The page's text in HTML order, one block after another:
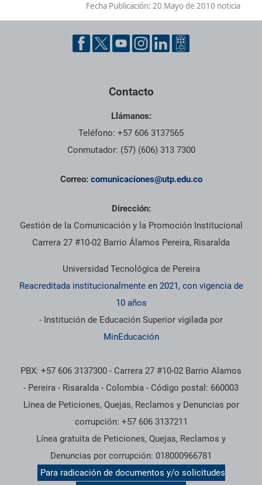
Fecha Publicación: 20 Mayo de 2010 noticia
Contacto
Llámanos:
Teléfono: +57 606 3137565
Conmutador: (57) (606) 313 7300
Correo: comunicaciones@utp.edu.co
Dirección:
Gestión de la Comunicación y la Promoción Institucional
Carrera 27 #10-02 Barrio Álamos Pereira, Risaralda
Universidad Tecnológica de Pereira
Reacreditada institucionalmente en 2021, con vigencia de
10 años
- Institución de Educación Superior vigilada por
MinEducación
PBX: +57 606 3137300 - Carrera 27 #10-02 Barrio Alamos
- Pereira - Risaralda - Colombia - Código postal: 660003
Línea de Peticiones, Quejas, Reclamos y Denuncias por
corrupción: +57 606 3137211
Línea gratuita de Peticiones, Quejas, Reclamos y
Denuncias por corrupción: 018000966781
Para radicación de documentos y/o solicitudes